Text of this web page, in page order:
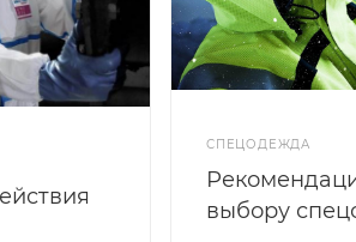
СПЕЦОДЕЖДА
выбору